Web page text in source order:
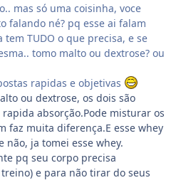
mas só uma coisinha, voce
falando né? pq esse ai falam
TUDO o que precisa, e se
tomo malto ou dextrose? ou
rapidas e objetivas
ou dextrose, os dois são
absorção.Pode misturar os
faz muita diferença.E esse whey
não, ja tomei esse whey.
pq seu corpo precisa
e para não tirar do seus